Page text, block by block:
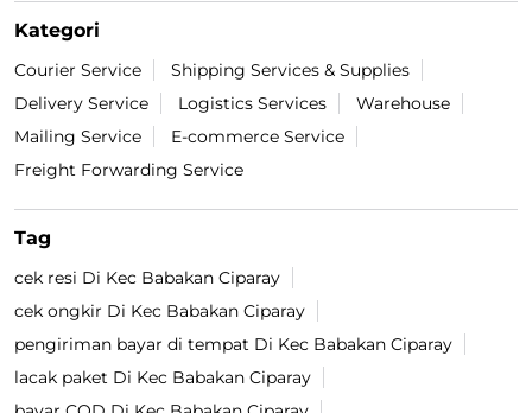
Kategori
Courier Service
Shipping Services & Supplies
Delivery Service
Logistics Services
Warehouse
Mailing Service
E-commerce Service
Freight Forwarding Service
Tag
cek resi Di Kec Babakan Ciparay
cek ongkir Di Kec Babakan Ciparay
pengiriman bayar di tempat Di Kec Babakan Ciparay
lacak paket Di Kec Babakan Ciparay